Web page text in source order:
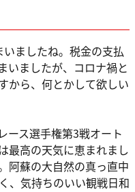
ましたね。税金の支払
いましたが、コロナ禍と
から、何とかして欲しい
ース選手権第3戦オート
最高の天気に恵まれまし
阿蘇の大自然の真っ直中
、気持ちのいい観戦日和